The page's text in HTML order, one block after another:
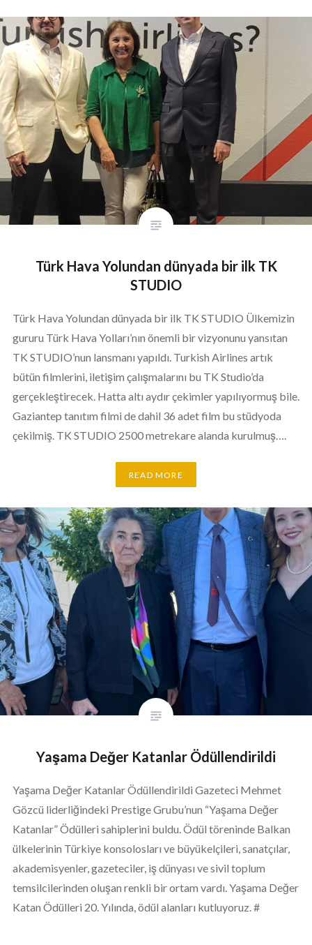
Türk Hava Yolundan dünyada bir ilk TK
STUDIO
Türk Hava Yolundan dünyada bir ilk TK STUDIO Ülkemizin
gururu Türk Hava Yolları’nın önemli bir vizyonunu yansıtan
TK STUDIO’nun lansmanı yapıldı. Turkish Airlines artık
bütün filmlerini, iletişim çalışmalarını bu TK Studio’da
gerçekleştirecek. Hatta altı aydır çekimler yapılıyormuş bile.
Gaziantep tanıtım filmi de dahil 36 adet film bu stüdyoda
çekilmiş. TK STUDIO 2500 metrekare alanda kurulmuş….
READ MORE
Yaşama Değer Katanlar Ödüllendirildi
Yaşama Değer Katanlar Ödüllendirildi Gazeteci Mehmet
Gözcü liderliğindeki Prestige Grubu’nun “Yaşama Değer
Katanlar” Ödülleri sahiplerini buldu. Ödül töreninde Balkan
ülkelerinin Türkiye konsolosları ve büyükelçileri, sanatçılar,
akademisyenler, gazeteciler, iş dünyası ve sivil toplum
temsilcilerinden oluşan renkli bir ortam vardı. Yaşama Değer
Katan Ödülleri 20. Yılında, ödül alanları kutluyoruz. #